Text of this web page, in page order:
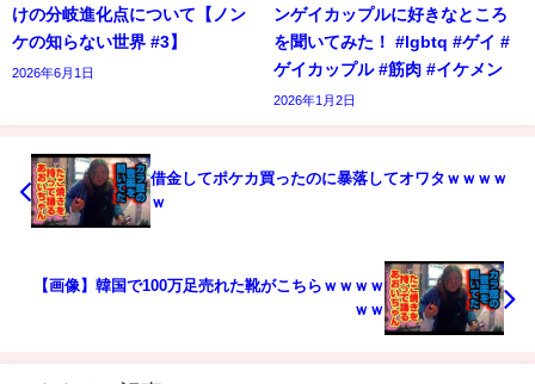
けの分岐進化点について【ノン
ケの知らない世界 #3】
2026年6月1日
ンゲイカップルに好きなところ
を聞いてみた！ #lgbtq #ゲイ #
ゲイカップル #筋肉 #イケメン
2026年1月2日
借金してポケカ買ったのに暴落してオワタｗｗｗｗ
ｗ
【画像】韓国で100万足売れた靴がこちらｗｗｗｗ
ｗｗ